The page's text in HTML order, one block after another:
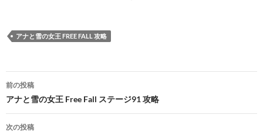
アナと雪の女王 FREE FALL 攻略
投
稿
ナ
前の投稿
アナと雪の女王 Free Fall ステージ91 攻略
次の投稿